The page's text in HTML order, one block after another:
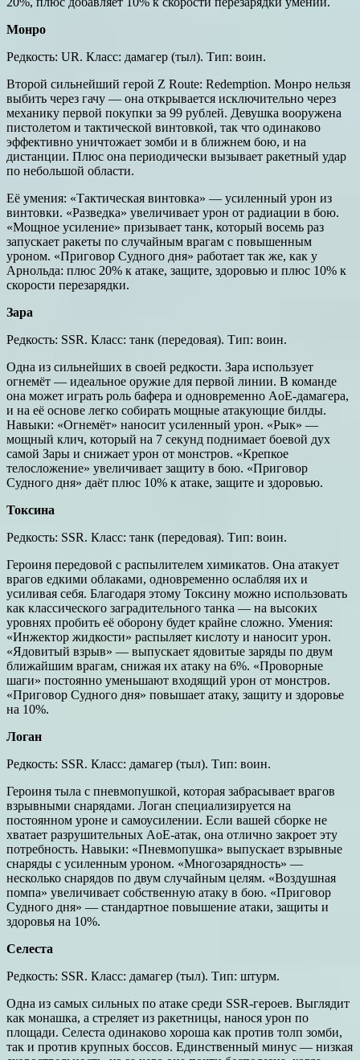
Монро
Редкость: UR. Класс: дамагер (тыл). Тип: воин.
Второй сильнейший герой Z Route: Redemption. Монро нельзя
выбить через гачу — она открывается исключительно через
механику первой покупки за 99 рублей. Девушка вооружена
пистолетом и тактической винтовкой, так что одинаково
эффективно уничтожает зомби и в ближнем бою, и на
дистанции. Плюс она периодически вызывает ракетный удар
по небольшой области.
Её умения: «Тактическая винтовка» — усиленный урон из
винтовки. «Разведка» увеличивает урон от радиации в бою.
«Мощное усиление» призывает танк, который восемь раз
запускает ракеты по случайным врагам с повышенным
уроном. «Приговор Судного дня» работает так же, как у
Арнольда: плюс 20% к атаке, защите, здоровью и плюс 10% к
скорости перезарядки.
Зара
Редкость: SSR. Класс: танк (передовая). Тип: воин.
Одна из сильнейших в своей редкости. Зара использует
огнемёт — идеальное оружие для первой линии. В команде
она может играть роль бафера и одновременно AoE-дамагера,
и на её основе легко собирать мощные атакующие билды.
Навыки: «Огнемёт» наносит усиленный урон. «Рык» —
мощный клич, который на 7 секунд поднимает боевой дух
самой Зары и снижает урон от монстров. «Крепкое
телосложение» увеличивает защиту в бою. «Приговор
Судного дня» даёт плюс 10% к атаке, защите и здоровью.
Токсина
Редкость: SSR. Класс: танк (передовая). Тип: воин.
Героиня передовой с распылителем химикатов. Она атакует
врагов едкими облаками, одновременно ослабляя их и
усиливая себя. Благодаря этому Токсину можно использовать
как классического заградительного танка — на высоких
уровнях пробить её оборону будет крайне сложно. Умения:
«Инжектор жидкости» распыляет кислоту и наносит урон.
«Ядовитый взрыв» — выпускает ядовитые заряды по двум
ближайшим врагам, снижая их атаку на 6%. «Проворные
шаги» постоянно уменьшают входящий урон от монстров.
«Приговор Судного дня» повышает атаку, защиту и здоровье
на 10%.
Логан
Редкость: SSR. Класс: дамагер (тыл). Тип: воин.
Героиня тыла с пневмопушкой, которая забрасывает врагов
взрывными снарядами. Логан специализируется на
постоянном уроне и самоусилении. Если вашей сборке не
хватает разрушительных AoE-атак, она отлично закроет эту
потребность. Навыки: «Пневмопушка» выпускает взрывные
снаряды с усиленным уроном. «Многозарядность» —
несколько снарядов по двум случайным целям. «Воздушная
помпа» увеличивает собственную атаку в бою. «Приговор
Судного дня» — стандартное повышение атаки, защиты и
здоровья на 10%.
Селеста
Редкость: SSR. Класс: дамагер (тыл). Тип: штурм.
Одна из самых сильных по атаке среди SSR-героев. Выглядит
как монашка, а стреляет из ракетницы, нанося урон по
площади. Селеста одинаково хороша как против толп зомби,
так и против крупных боссов. Единственный минус — низкая